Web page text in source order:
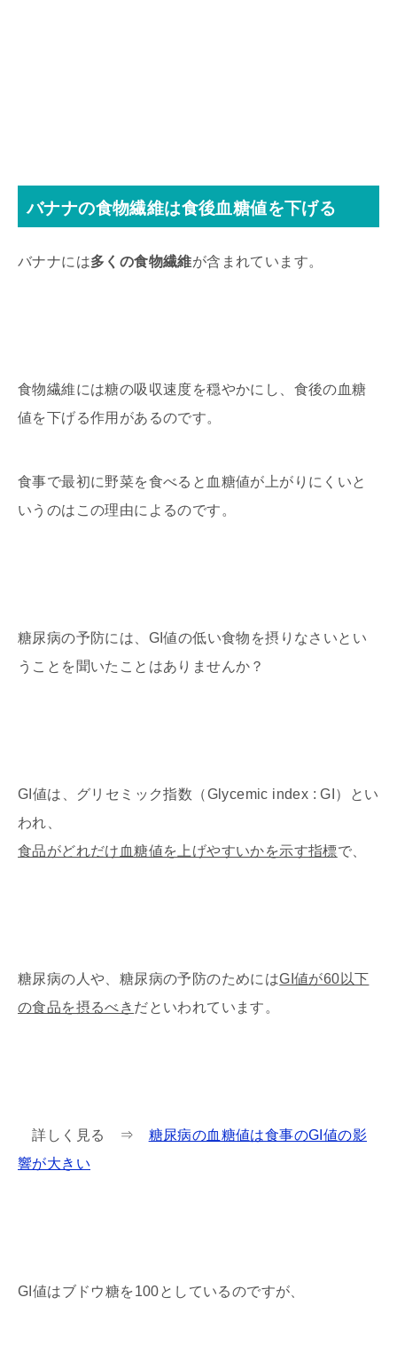
バナナの食物繊維は食後血糖値を下げる
バナナには多くの食物繊維が含まれています。
食物繊維には糖の吸収速度を穏やかにし、食後の血糖
値を下げる作用があるのです。
食事で最初に野菜を食べると血糖値が上がりにくいと
いうのはこの理由によるのです。
糖尿病の予防には、GI値の低い食物を摂りなさいとい
うことを聞いたことはありませんか？
GI値は、グリセミック指数（Glycemic index : GI）とい
われ、
食品がどれだけ血糖値を上げやすいかを示す指標で、
糖尿病の人や、糖尿病の予防のためにはGI値が60以下
の食品を摂るべき だといわれています。
詳しく見る ⇒ 糖尿病の血糖値は食事のGI値の影
響が大きい
GI値はブドウ糖を100としているのですが、